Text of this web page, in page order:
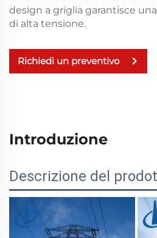
design a griglia garantisce
di alta tensione.
Richiedi un preventivo
Introduzione
Descrizione del